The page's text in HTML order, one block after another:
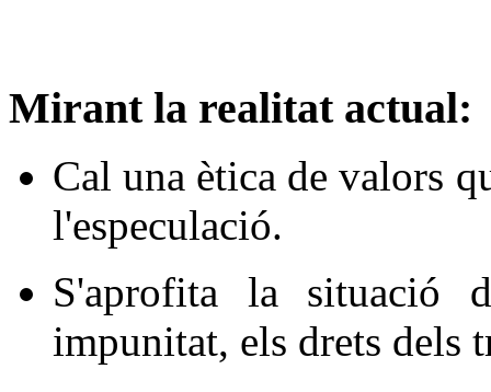
Mirant la realitat actual:
Cal una ètica de valors
l'especulació.
S'aprofita la situació
impunitat, els drets dels